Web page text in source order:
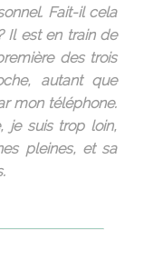
Fait-il cela
Il est en train de
des trois
autant que
mon téléphone.
je suis trop loin,
pleines, et sa